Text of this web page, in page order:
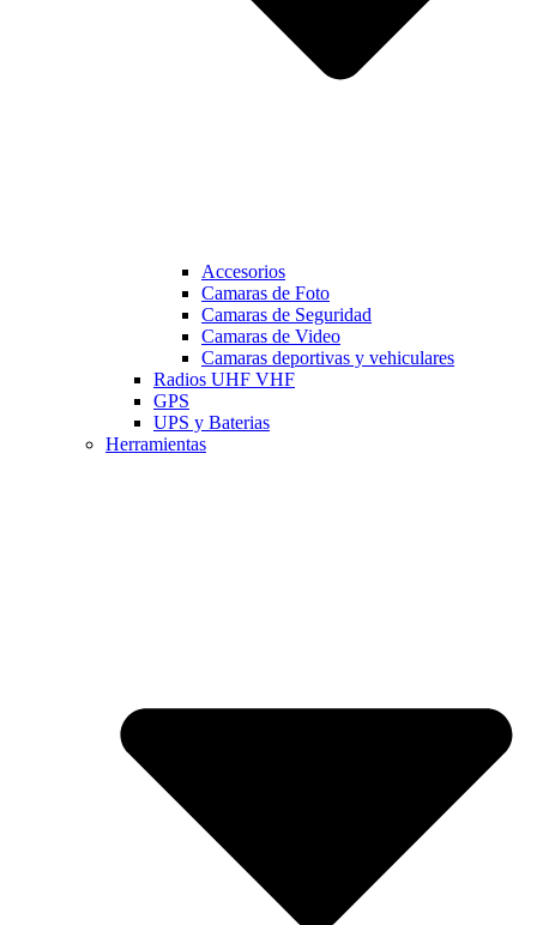
Accesorios
Camaras de Foto
Camaras de Seguridad
Camaras de Video
Camaras deportivas y vehiculares
Radios UHF VHF
GPS
UPS y Baterias
Herramientas